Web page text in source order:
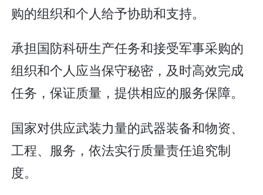
购的组织和个人给予协助和支持。
承担国防科研生产任务和接受军事采购的
组织和个人应当保守秘密，及时高效完成
任务，保证质量，提供相应的服务保障。
国家对供应武装力量的武器装备和物资、
工程、服务，依法实行质量责任追究制
度。